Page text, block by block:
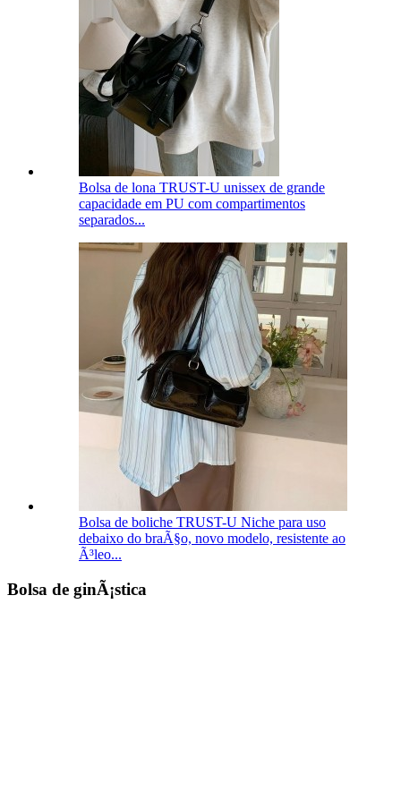
Bolsa de lona TRUST-U unissex de grande
capacidade em PU com compartimentos
separados...
Bolsa de boliche TRUST-U Niche para uso
debaixo do braÃ§o, novo modelo, resistente ao
Ã³leo...
Bolsa de ginÃ¡stica